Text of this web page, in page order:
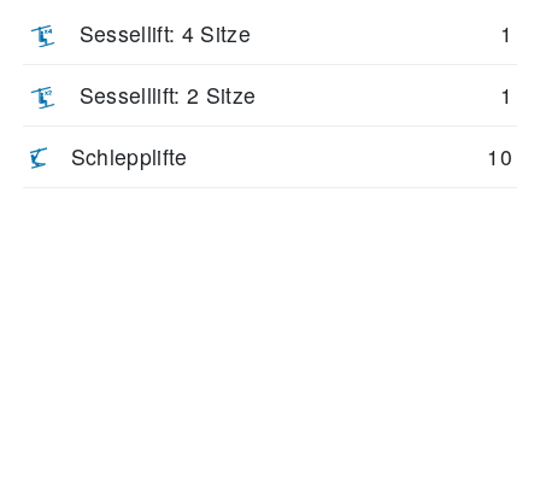
Sessellift: 4 Sitze 1
Sesselllift: 2 Sitze 1
Schlepplifte 10